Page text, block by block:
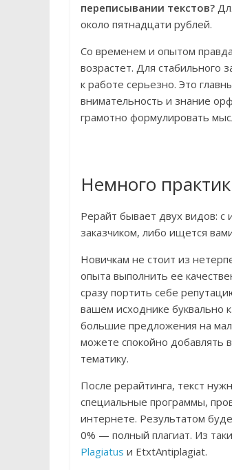
переписывании текстов?
около пятнадцати рублей.
Со временем и опытом правда
возрастет. Для стабильного
к работе серьезно. Это
внимательность и знание
грамотно формулировать
Немного
Рерайт бывает двух видов: с
заказчиком, либо ищется
Новичкам не стоит из
опыта выполнить ее
сразу портить себе
вашем исходнике буквально
большие предложения на
можете спокойно добавлять
тематику.
После рерайтинга, текст
специальные программы,
интернете. Результатом
0% — полный плагиат. Из
Plagiatus и EtxtAntiplagiat.